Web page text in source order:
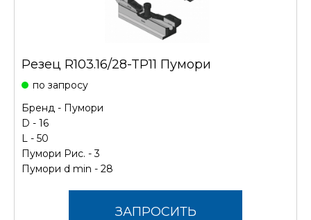
Резец R103.16/28-TP11 Пумори
по запросу
Бренд - Пумори
D - 16
L - 50
Пумори Рис. - 3
Пумори d min - 28
ЗАПРОСИТЬ